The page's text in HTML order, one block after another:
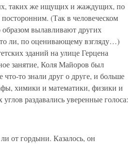
таких же ищущих и жаждущих, по
(Так в человеческом
вылавливают других
ли, по оценивающему взгляду…)
зданий на улице Герцена
занятие, Коля Майоров был
то знали друг о друге, и больше
химики и математики, физики и
раздавались уверенные голоса:
от гордыни. Казалось, он